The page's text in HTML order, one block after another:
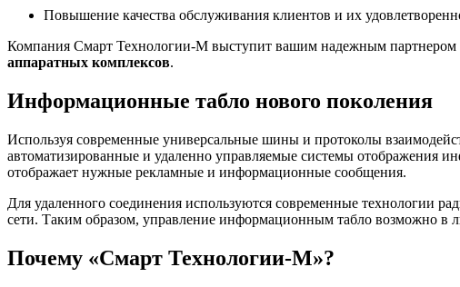
Повышение качества обслуживания клиентов и их
Компания Смарт Технологии-М выступит вашим надежным партнером
аппаратных комплексов.
Информационные табло нового поколения
Используя современные универсальные шины и протоколы
автоматизированные и удаленно управляемые системы отображения
отображает нужные рекламные и информационные сообщения.
Для удаленного соединения используются современные технологии
сети. Таким образом, управление информационным табло возможно в
Почему «Смарт Технологии-М»?